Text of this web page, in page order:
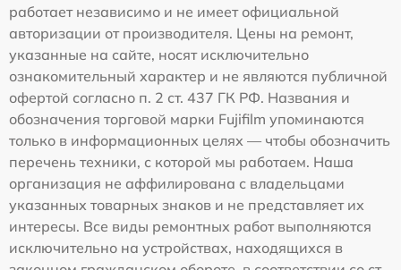
работает независимо и не имеет официальной
авторизации от производителя. Цены на ремонт,
указанные на сайте, носят исключительно
ознакомительный характер и не являются публичной
офертой согласно п. 2 ст. 437 ГК РФ. Названия и
обозначения торговой марки Fujifilm упоминаются
только в информационных целях — чтобы обозначить
перечень техники, с которой мы работаем. Наша
организация не аффилирована с владельцами
указанных товарных знаков и не представляет их
интересы. Все виды ремонтных работ выполняются
исключительно на устройствах, находящихся в